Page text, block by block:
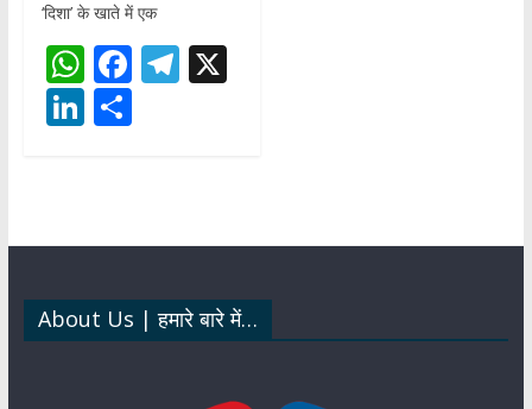
‘दिशा’ के खाते में एक
W
h
at
p
p
F
ac
e
o
k
T
m
X
Li
dI
n
S
About Us | हमारे बारे में…